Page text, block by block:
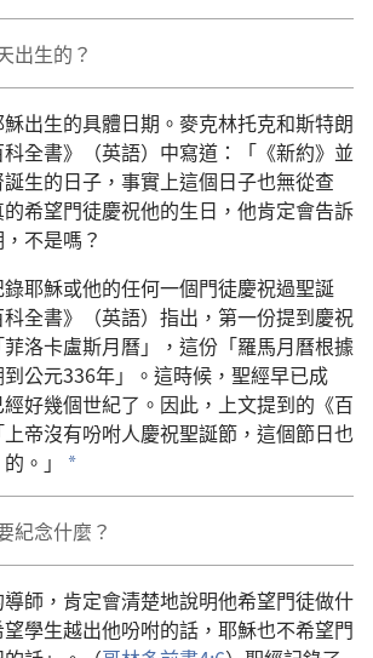
出生的？
出生的具體日期。麥克林托克和斯特朗
全書》（英語）中寫道：「《新約》並
生的日子，事實上這個日子也無從查
希望門徒慶祝他的生日，他肯定會告訴
不是嗎？
耶穌或他的任何一個門徒慶祝過聖誕
全書》（英語）指出，第一份提到慶祝
洛卡盧斯月曆」，這份「羅馬月曆根據
公元336年」。這時候，聖經早已成
好幾個世紀了。因此，上文提到的《百
帝沒有吩咐人慶祝聖誕節，這個節日也
。」
a
紀念什麼？
師，肯定會清楚地說明他希望門徒做什
學生越出他吩咐的話，耶穌也不希望門